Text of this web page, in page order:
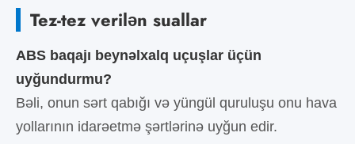
Tez-tez verilən suallar
ABS baqajı beynəlxalq uçuşlar üçün
uyğundurmu?
Bəli, onun sərt qabığı və yüngül quruluşu onu hava
yollarının idarəetmə şərtlərinə uyğun edir.